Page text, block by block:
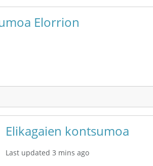
Elorrion
Elikagaien kontsumoa
Last updated 3 mins ago